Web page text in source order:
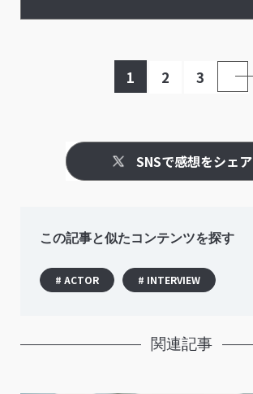
1 2 3
SNSで感想をシェア
この記事と似たコンテンツを探す
# ACTOR # INTERVIEW
関連記事